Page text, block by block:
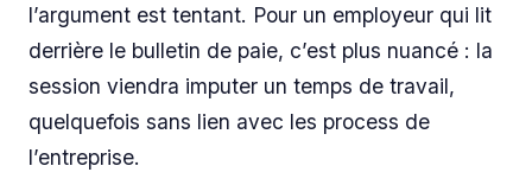
l’argument est tentant. Pour un employeur qui lit
derrière le bulletin de paie, c’est plus nuancé : la
session viendra imputer un temps de travail,
quelquefois sans lien avec les process de
l’entreprise.